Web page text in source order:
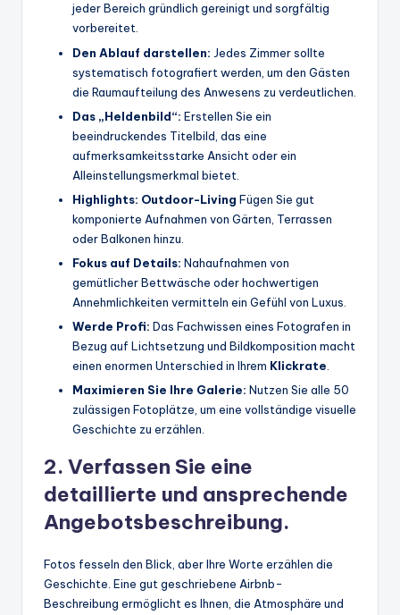
jeder Bereich gründlich gereinigt und sorgfältig
vorbereitet.
Den Ablauf darstellen: Jedes Zimmer sollte
systematisch fotografiert werden, um den Gästen
die Raumaufteilung des Anwesens zu verdeutlichen.
Das „Heldenbild“: Erstellen Sie ein
beeindruckendes Titelbild, das eine
aufmerksamkeitsstarke Ansicht oder ein
Alleinstellungsmerkmal bietet.
Highlights: Outdoor-Living Fügen Sie gut
komponierte Aufnahmen von Gärten, Terrassen
oder Balkonen hinzu.
Fokus auf Details: Nahaufnahmen von
gemütlicher Bettwäsche oder hochwertigen
Annehmlichkeiten vermitteln ein Gefühl von Luxus.
Werde Profi: Das Fachwissen eines Fotografen in
Bezug auf Lichtsetzung und Bildkomposition macht
einen enormen Unterschied in Ihrem Klickrate
Maximieren Sie Ihre Galerie: Nutzen Sie alle 50
zulässigen Fotoplätze, um eine vollständige visuelle
Geschichte zu erzählen.
2. Verfassen Sie eine
detaillierte und ansprechende
Angebotsbeschreibung.
Fotos fesseln den Blick, aber Ihre Worte erzählen die
Geschichte. Eine gut geschriebene Airbnb-
Beschreibung ermöglicht es Ihnen, die Atmosphäre und